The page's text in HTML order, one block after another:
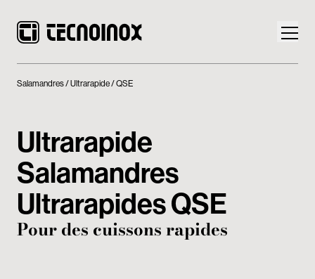
Produits
Monde Tecnoinox
News
Salamandres Ultrarapide QSE
Ultrarapide
Salamandres
Ultrarapides QSE
Pour des cuissons rapides